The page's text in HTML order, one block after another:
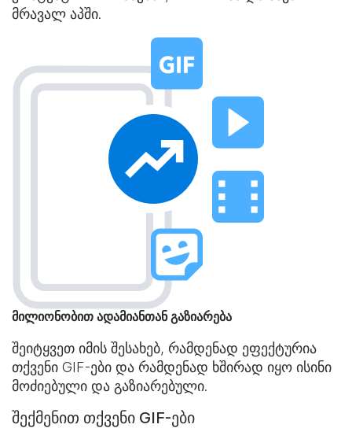
მრავალ აპში.
მილიონობით ადამიანთან გაზიარება
შეიტყვეთ იმის შესახებ, რამდენად ეფექტურია
თქვენი GIF-ები და რამდენად ხშირად იყო ისინი
მოძიებული და გაზიარებული.
შექმენით თქვენი GIF-ები